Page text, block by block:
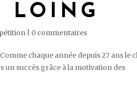
LOING
0 commentaires
chaque année depuis 27 ans le
un succès grâce à la motivation des